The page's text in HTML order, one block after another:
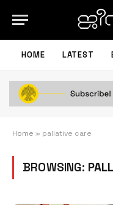
HOME LATEST
Home » pallative care
BROWSING: